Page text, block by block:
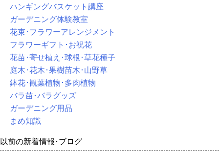
ハンギングバスケット講座
ガーデニング体験教室
花束･フラワーアレンジメント
フラワーギフト･お祝花
花苗･寄せ植え･球根･草花種子
庭木･花木･果樹苗木･山野草
鉢花･観葉植物･多肉植物
バラ苗･バラグッズ
ガーデニング用品
まめ知識
以前の新着情報･ブログ